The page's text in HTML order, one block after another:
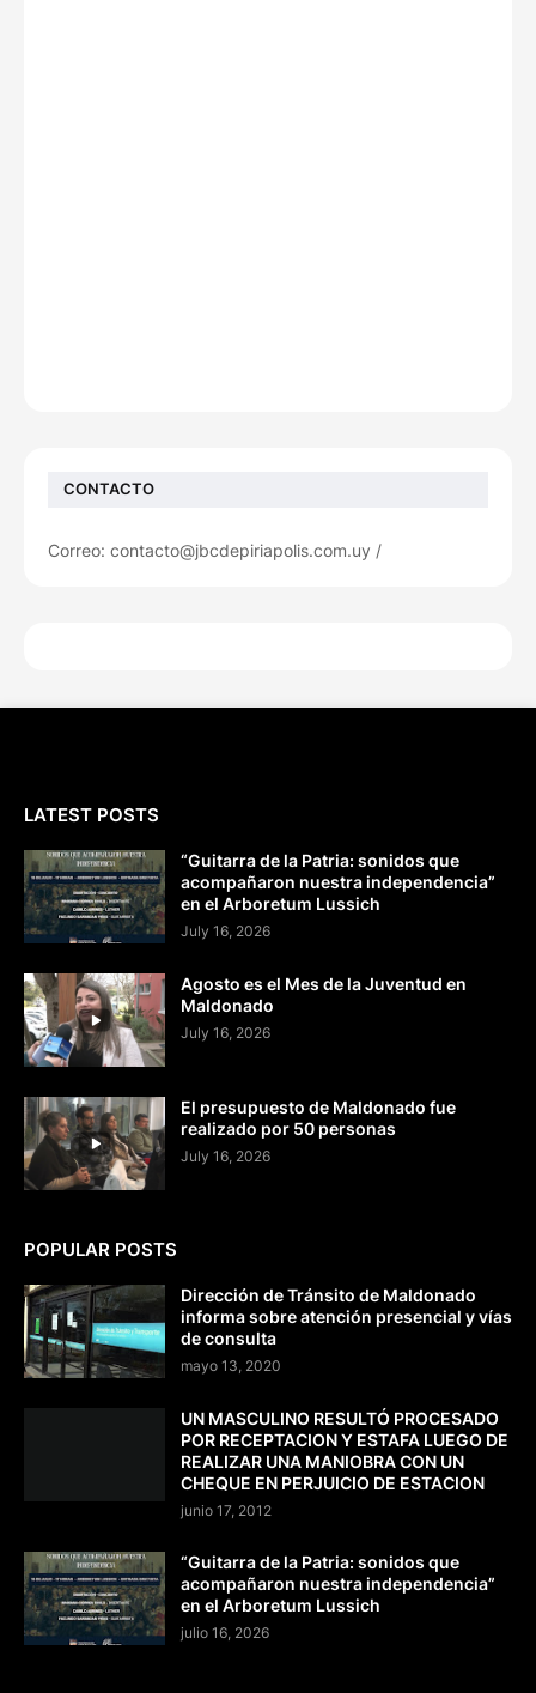
CONTACTO
Correo: contacto@jbcdepiriapolis.com.uy /
LATEST POSTS
“Guitarra de la Patria: sonidos que
acompañaron nuestra independencia”
en el Arboretum Lussich
July 16, 2026
Agosto es el Mes de la Juventud en
Maldonado
July 16, 2026
El presupuesto de Maldonado fue
realizado por 50 personas
July 16, 2026
POPULAR POSTS
Dirección de Tránsito de Maldonado
informa sobre atención presencial y vías
de consulta
mayo 13, 2020
UN MASCULINO RESULTÓ PROCESADO
POR RECEPTACION Y ESTAFA LUEGO DE
REALIZAR UNA MANIOBRA CON UN
CHEQUE EN PERJUICIO DE ESTACION
junio 17, 2012
“Guitarra de la Patria: sonidos que
acompañaron nuestra independencia”
en el Arboretum Lussich
julio 16, 2026